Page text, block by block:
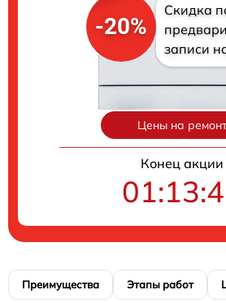
-20%
Скидка
записи
Цены на ремонт
Конец акции
Преимущества Этапы работ